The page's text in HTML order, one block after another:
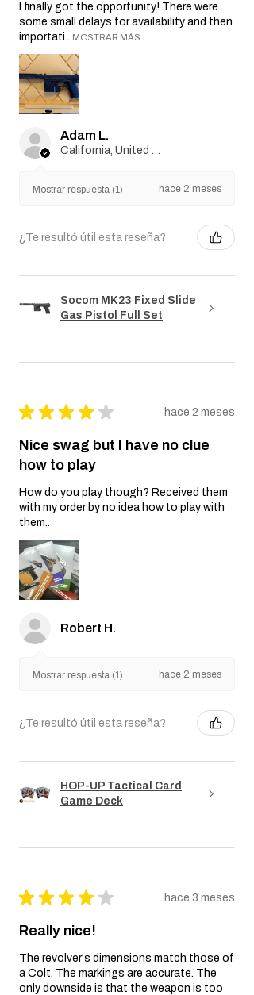
I finally got the opportunity! There were
some small delays for availability and then
importati... MOSTRAR MÁS
Adam L.
California, United States
Mostrar respuesta (1) hace 2 meses
¿Te resultó útil esta reseña?
Socom MK23 Fixed Slide
Gas Pistol Full Set
★ ★ ★ ★ ★ hace 2 meses
Nice swag but I have no clue
how to play
How do you play though? Received them
with my order by no idea how to play with
them..
Robert H.
Mostrar respuesta (1) hace 2 meses
¿Te resultó útil esta reseña?
HOP-UP Tactical Card
Game Deck
★ ★ ★ ★ ★ hace 3 meses
Really nice!
The revolver's dimensions match those of
a Colt. The markings are accurate. The
only downside is that the weapon is too